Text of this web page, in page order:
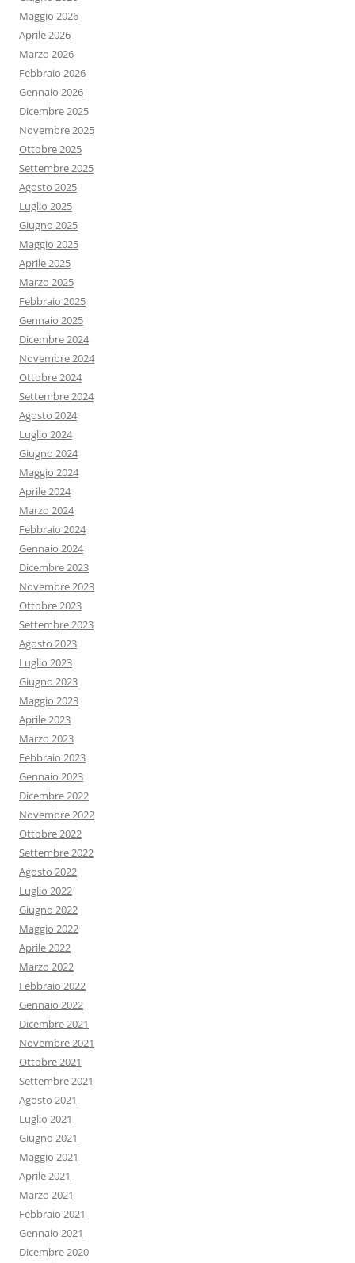
Maggio 2026
Aprile 2026
Marzo 2026
Febbraio 2026
Gennaio 2026
Dicembre 2025
Novembre 2025
Ottobre 2025
Settembre 2025
Agosto 2025
Luglio 2025
Giugno 2025
Maggio 2025
Aprile 2025
Marzo 2025
Febbraio 2025
Gennaio 2025
Dicembre 2024
Novembre 2024
Ottobre 2024
Settembre 2024
Agosto 2024
Luglio 2024
Giugno 2024
Maggio 2024
Aprile 2024
Marzo 2024
Febbraio 2024
Gennaio 2024
Dicembre 2023
Novembre 2023
Ottobre 2023
Settembre 2023
Agosto 2023
Luglio 2023
Giugno 2023
Maggio 2023
Aprile 2023
Marzo 2023
Febbraio 2023
Gennaio 2023
Dicembre 2022
Novembre 2022
Ottobre 2022
Settembre 2022
Agosto 2022
Luglio 2022
Giugno 2022
Maggio 2022
Aprile 2022
Marzo 2022
Febbraio 2022
Gennaio 2022
Dicembre 2021
Novembre 2021
Ottobre 2021
Settembre 2021
Agosto 2021
Luglio 2021
Giugno 2021
Maggio 2021
Aprile 2021
Marzo 2021
Febbraio 2021
Gennaio 2021
Dicembre 2020